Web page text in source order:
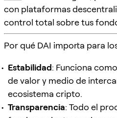
con plataformas
control total sobre tus
Por qué DAI importa para
Estabilidad: Funciona
de valor y medio de
ecosistema cripto.
Transparencia: Todo el